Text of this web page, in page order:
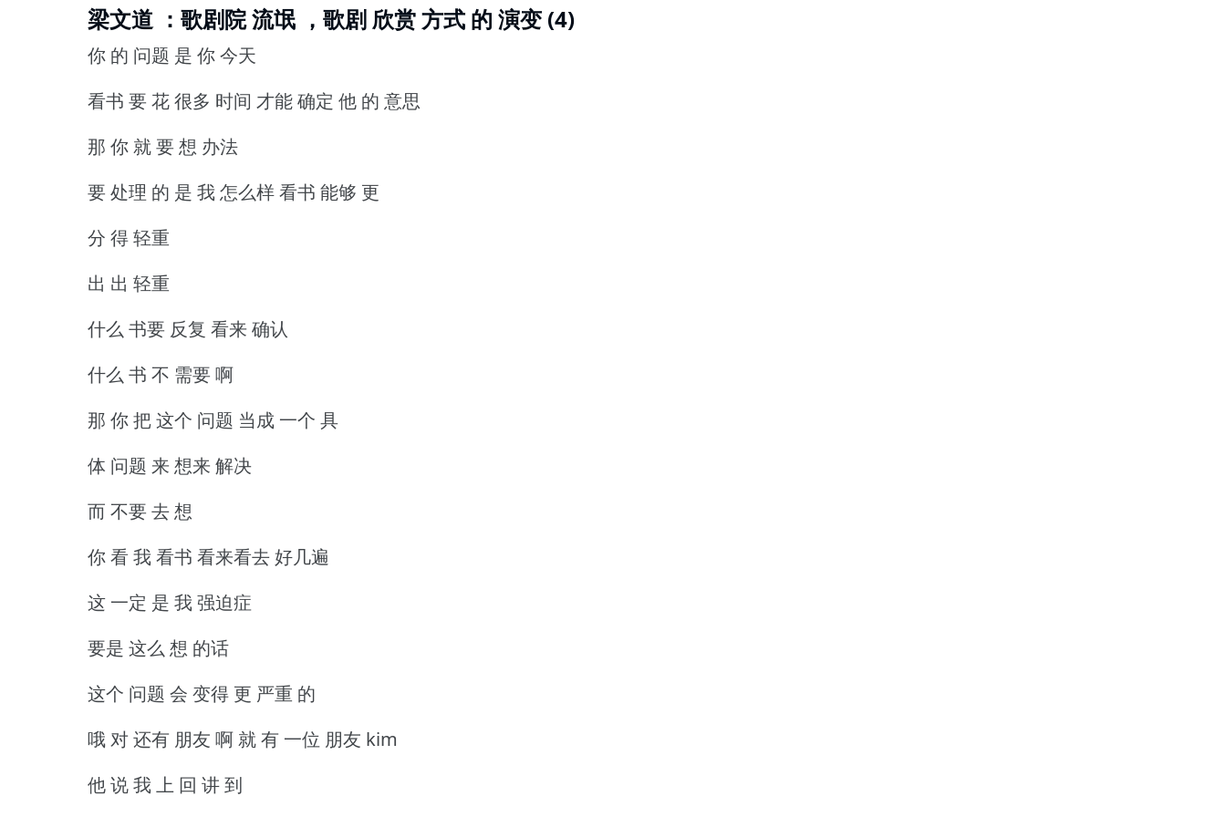
梁文道 ：歌剧院 流氓 ，歌剧 欣赏 方式 的 演变 (4)
你 的 问题 是 你 今天
看书 要 花 很多 时间 才能 确定 他 的 意思
那 你 就 要 想 办法
要 处理 的 是 我 怎么样 看书 能够 更
分 得 轻重
出 出 轻重
什么 书要 反复 看来 确认
什么 书 不 需要 啊
那 你 把 这个 问题 当成 一个 具
体 问题 来 想来 解决
而 不要 去 想
你 看 我 看书 看来看去 好几遍
这 一定 是 我 强迫症
要是 这么 想 的话
这个 问题 会 变得 更 严重 的
哦 对 还有 朋友 啊 就 有 一位 朋友 kim
他 说 我 上 回 讲 到